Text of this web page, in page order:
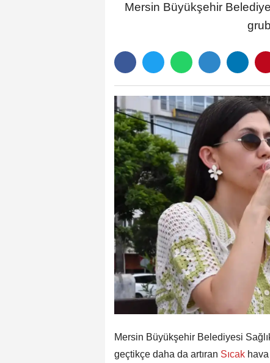
Mersin Büyükşehir
Mersin Büyükşehir Belediyesi
geçtikçe daha da artıran Sıcak